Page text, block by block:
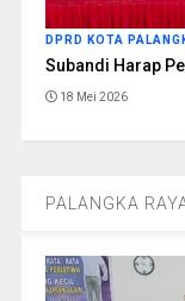
DPRD KOTA
Subandi Harap
18 Mei 2026
PALANGKA